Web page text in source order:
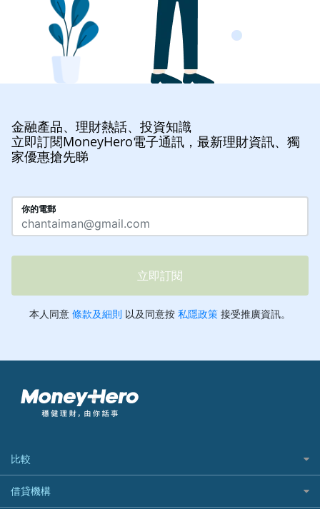
金融產品、理財熱話、投資知識
立即訂閱MoneyHero電子通訊，最新理財資訊、獨
家優惠搶先睇
比較
私人貸款比較
借貸機構